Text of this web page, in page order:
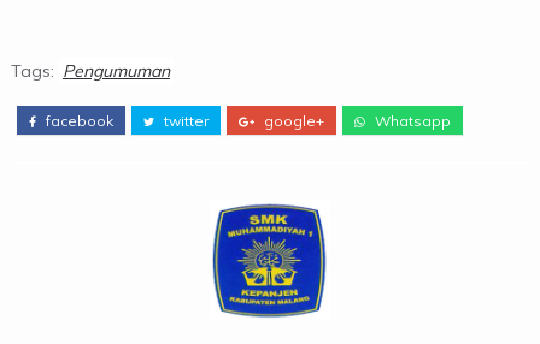
Tags: Pengumuman
facebook twitter google+ Whatsapp